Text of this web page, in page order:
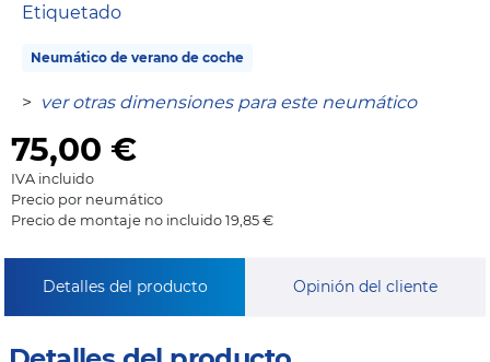
Etiquetado
Neumático de verano de coche
> ver otras dimensiones para este neumático
75,00 €
IVA incluido
Precio por neumático
Precio de montaje no incluido 19,85 €
Detalles del producto Opinión del cliente